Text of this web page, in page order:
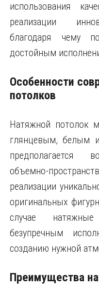
использования
реализации
благодаря чему
достойным
Особенности
потолков
Натяжной потолок
глянцевым, белым
предполагается
объемно-
реализации
оригинальных
случае
безупречным
созданию нужной
Преимущества